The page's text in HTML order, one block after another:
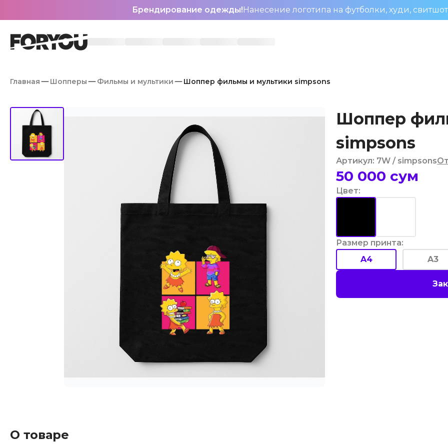
Брендирование одежды!Нанесение логотипа на футболки, худи,
Главная Шопперы Фильмы и мультики Шоппер фильмы и мультики simpsons
Шоппер
simpsons
Артикул: 7W / simpsons
50 000 сум
Цвет:
Размер принта:
A4
A3
О товаре